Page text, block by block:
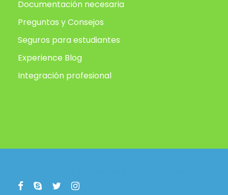
Documentación necesaria
Preguntas y Consejos
Seguros para estudiantes
Experience Blog
Integración profesional